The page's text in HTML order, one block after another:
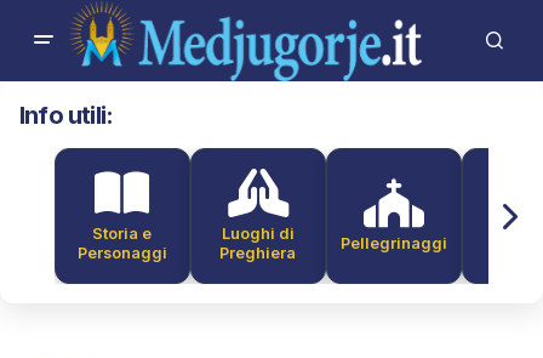
Info utili:
Storia e
Personaggi
Luoghi di
Preghiera
Pellegrinaggi